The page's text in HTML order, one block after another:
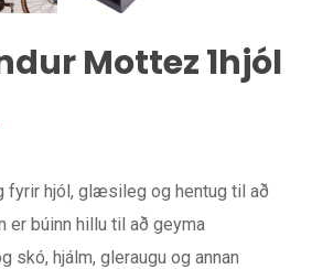
Mottez 1hjól
fyrir hjól, glæsileg og hentug til að
er búinn hillu til að geyma
skó, hjálm, gleraugu og annan